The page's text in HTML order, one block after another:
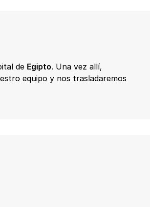
de Egipto. Una vez allí,
equipo y nos trasladaremos